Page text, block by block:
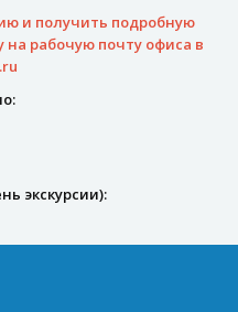
и получить подробную
на рабочую почту офиса в
экскурсии):